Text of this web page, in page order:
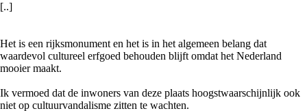
[..]
Het is een rijksmonument en het is in het algemeen belang dat
waardevol cultureel erfgoed behouden blijft omdat het Nederland
mooier maakt.
Ik vermoed dat de inwoners van deze plaats hoogstwaarschijnlijk ook
niet op cultuurvandalisme zitten te wachten.